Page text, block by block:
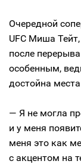
Очередной
UFC Миша
после
особенным,
достойна
— Я не могла
и у меня
меня это как
с акцентом на